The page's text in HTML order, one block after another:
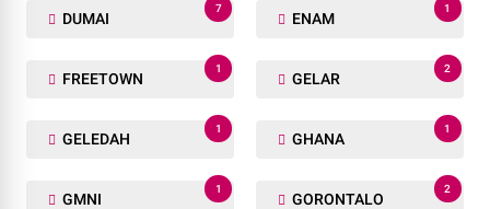
DUMAI
7
ENAM
1
FREETOWN
1
GELAR
2
GELEDAH
1
GHANA
1
GMNI
1
GORONTALO
2